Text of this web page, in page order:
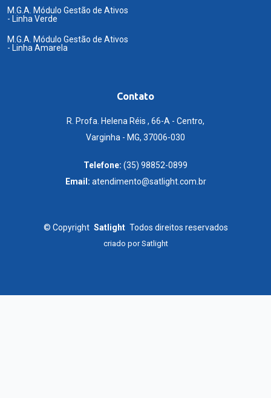
M.G.A. Módulo Gestão de Ativos
- Linha Verde
M.G.A. Módulo Gestão de Ativos
- Linha Amarela
Contato
R. Profa. Helena Réis , 66-A - Centro,
Varginha - MG, 37006-030
Telefone: (35) 98852-0899
Email: atendimento@satlight.com.br
© Copyright Satlight Todos direitos reservados
criado porSatlight